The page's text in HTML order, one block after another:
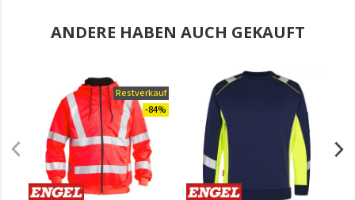
ANDERE HABEN AUCH GEKAUFT
Restverkauf
-84%